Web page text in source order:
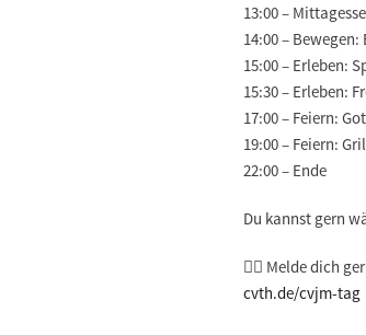
13:00 –
14:00 –
15:00 – Erleben:
15:30 – Erleben:
17:00 – Feiern:
19:00 – Feiern:
22:00 – Ende
Du kannst gern
🐦‍🔥 Melde dich
cvth.de/cvjm-tag